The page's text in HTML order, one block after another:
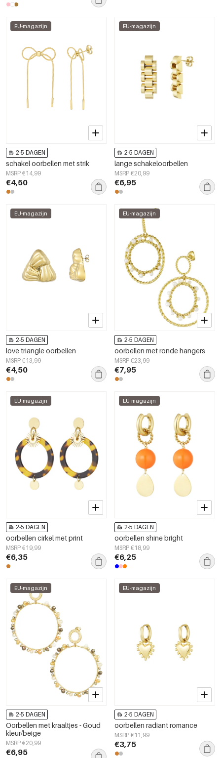
EU-magazijn
2-5 DAGEN
schakel oorbellen met strik
MSRP €14,99
€4,50
EU-magazijn
2-5 DAGEN
lange schakeloorbellen
MSRP €20,99
€6,95
EU-magazijn
2-5 DAGEN
love triangle oorbellen
MSRP €13,99
€4,50
EU-magazijn
2-5 DAGEN
oorbellen met ronde hangers
MSRP €23,99
€7,95
EU-magazijn
2-5 DAGEN
oorbellen cirkel met print
MSRP €19,99
€6,35
EU-magazijn
2-5 DAGEN
oorbellen shine bright
MSRP €18,99
€6,25
EU-magazijn
2-5 DAGEN
Oorbellen met kraaltjes - Goud
kleur/beige
MSRP €20,99
€6,95
EU-magazijn
2-5 DAGEN
oorbellen radiant romance
MSRP €11,99
€3,75